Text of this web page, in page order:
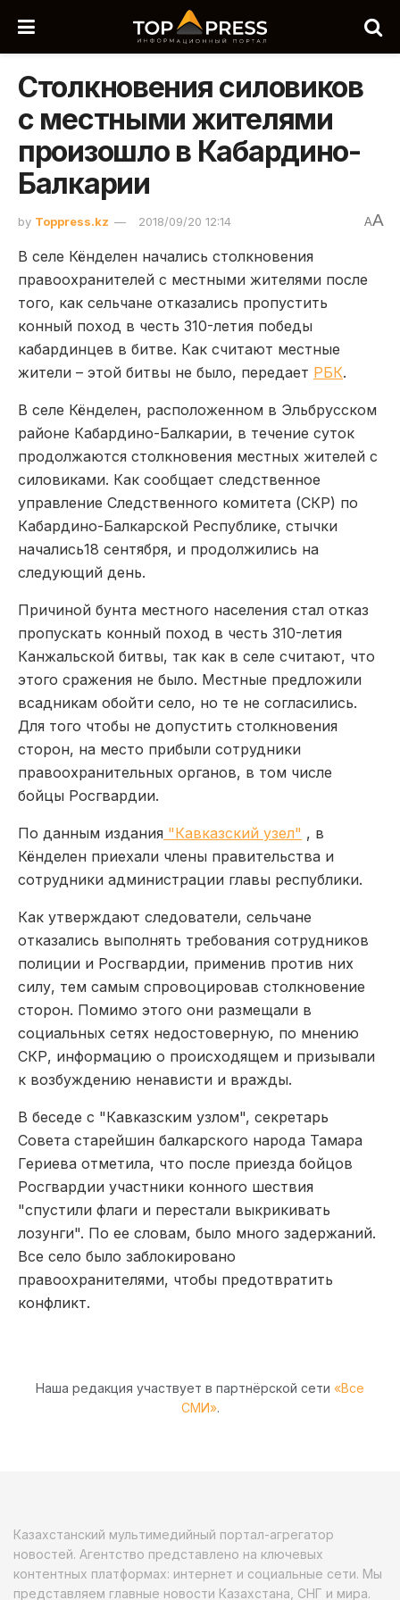
Столкновения силовиков
с местными жителями
произошло в Кабардино-
Балкарии
by Toppress.kz 2018/09/20 12:14 AA
В селе Кёнделен начались столкновения
правоохранителей с местными жителями после
того, как сельчане отказались пропустить
конный поход в честь 310-летия победы
кабардинцев в битве. Как считают местные
жители – этой битвы не было, передает РБК.
В селе Кёнделен, расположенном в Эльбрусском
районе Кабардино-Балкарии, в течение суток
продолжаются столкновения местных жителей с
силовиками. Как сообщает следственное
управление Следственного комитета (СКР) по
Кабардино-Балкарской Республике, стычки
начались18 сентября, и продолжились на
следующий день.
Причиной бунта местного населения стал отказ
пропускать конный поход в честь 310-летия
Канжальской битвы, так как в селе считают, что
этого сражения не было. Местные предложили
всадникам обойти село, но те не согласились.
Для того чтобы не допустить столкновения
сторон, на место прибыли сотрудники
правоохранительных органов, в том числе
бойцы Росгвардии.
По данным издания "Кавказский узел" , в
Кёнделен приехали члены правительства и
сотрудники администрации главы республики.
Как утверждают следователи, сельчане
отказались выполнять требования сотрудников
полиции и Росгвардии, применив против них
силу, тем самым спровоцировав столкновение
сторон. Помимо этого они размещали в
социальных сетях недостоверную, по мнению
СКР, информацию о происходящем и призывали
к возбуждению ненависти и вражды.
В беседе с "Кавказским узлом", секретарь
Совета старейшин балкарского народа ​Тамара
Гериева отметила, что после приезда бойцов
Росгвардии участники конного шествия
"спустили флаги и перестали выкрикивать
лозунги". По ее словам, было много задержаний.
Все село было заблокировано
правоохранителями, чтобы предотвратить
конфликт.
Наша редакция участвует в партнёрской сети «Все
СМИ».
Казахстанский мультимедийный портал-агрегатор
новостей. Агентство представлено на ключевых
контентных платформах: интернет и социальные сети. Мы
представляем главные новости Казахстана, СНГ и мира.